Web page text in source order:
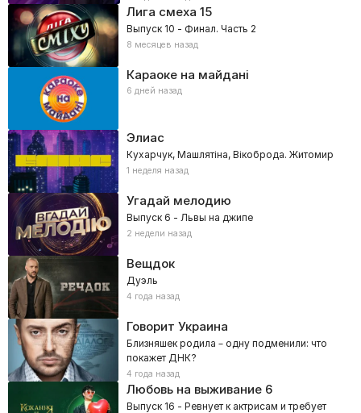
Лига смеха 15
Выпуск 10 - Финал. Часть 2
8 месяцев назад
Караоке на майдані
6 дней назад
Элиас
Кухарчук, Машлятіна, Вікоброда. Житомир
1 неделя назад
Угадай мелодию
Выпуск 6 - Львы на джипе
2 недели назад
Вещдок
Дуэль
4 года назад
Говорит Украина
Близняшек родила – одну подменили: что
покажет ДНК?
4 года назад
Любовь на выживание6
Выпуск 16 - Ревнует к актрисам и требует